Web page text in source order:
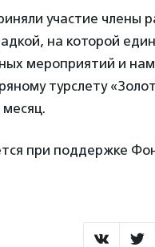
участие члены
на которой
мероприятий и
турслету
при поддержке